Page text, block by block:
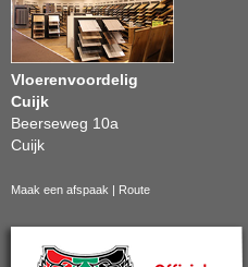
Vloerenvoordelig
Cuijk
Beerseweg 10a
Cuijk
Maak een afspaak Route